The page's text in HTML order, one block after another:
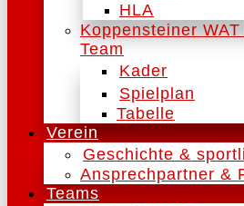
HLA
Koppensteiner
Team
Kader
Spielplan
Tabelle
Verein
Geschichte &
Ansprechpartner &
Teams